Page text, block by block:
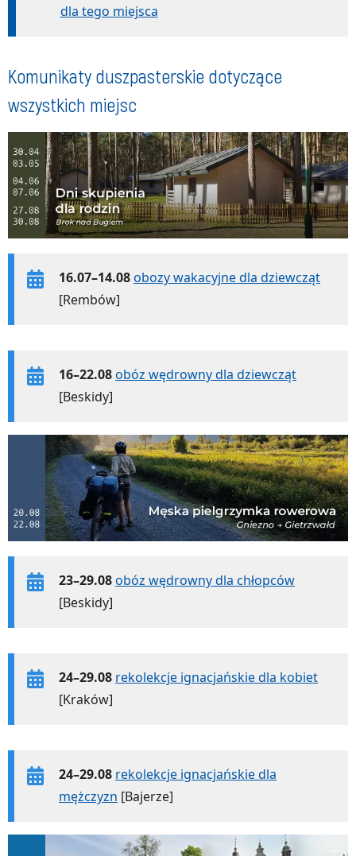
dla tego miejsca
Komunikaty duszpasterskie dotyczące
wszystkich miejsc
16.07–14.08obozy wakacyjne dla dziewcząt
[Rembów]
16–22.08obóz wędrowny dla dziewcząt
[Beskidy]
23–29.08obóz wędrowny dla chłopców
[Beskidy]
24–29.08 rekolekcje ignacjańskie dla kobiet
[Kraków]
24–29.08 rekolekcje ignacjańskie dla
mężczyzn [Bajerze]